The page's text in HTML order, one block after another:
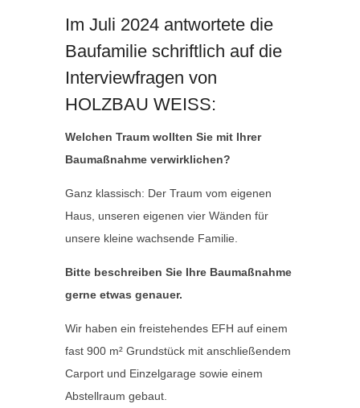
Im Juli 2024 antwortete die
Baufamilie schriftlich auf die
Interviewfragen von
HOLZBAU WEISS:
Welchen Traum wollten Sie mit Ihrer
Baumaßnahme verwirklichen?
Ganz klassisch: Der Traum vom eigenen
Haus, unseren eigenen vier Wänden für
unsere kleine wachsende Familie.
Bitte beschreiben Sie Ihre Baumaßnahme
gerne etwas genauer.
Wir haben ein freistehendes EFH auf einem
fast 900 m² Grundstück mit anschließendem
Carport und Einzelgarage sowie einem
Abstellraum gebaut.